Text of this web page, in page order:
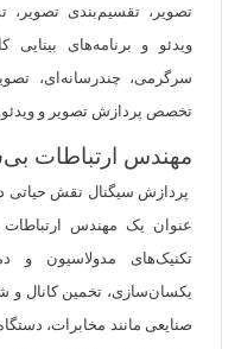
تصویر، تقسیم‌بندی
ویدئو و برنامه‌های بینایی
سرگرمی، چندرسانه‌ای،
تخصص پردازش تصویر و ویدئو
مهندس ارتباطات
پردازش سیگنال نقش حیاتی
عنوان یک مهندس
تکنیک‌های مدولاسیون و
یکسان‌سازی، تخمین کانال و
صنایعی مانند مخابرات،